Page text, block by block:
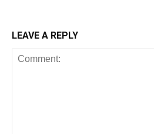
LEAVE A REPLY